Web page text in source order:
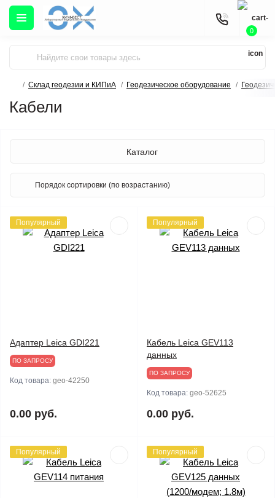
0
Склад геодезии и КИПиА Геодезическое оборудование
Кабели
Каталог
Популярный
Адаптер Leica GDI221
ПО ЗАПРОСУ
Код товара: geo-42250
0.00 руб.
Популярный
Кабель Leica GEV113
данных
ПО ЗАПРОСУ
Код товара: geo-52625
0.00 руб.
Популярный Популярный